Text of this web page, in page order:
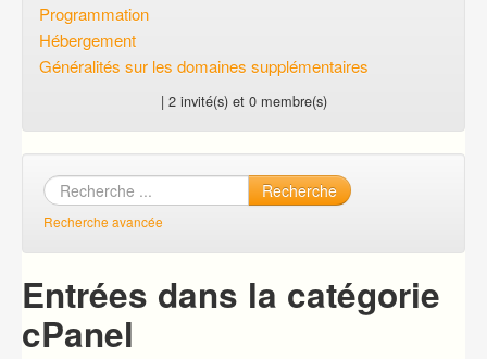
Programmation
Hébergement
Généralités sur les domaines supplémentaires
| 2 invité(s) et 0 membre(s)
Recherche
Recherche avancée
Entrées dans la catégorie
cPanel